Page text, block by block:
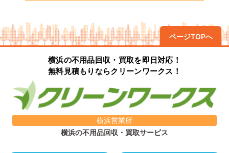
ページTOPへ
横浜の不用品回収・買取を即日対応！
無料見積もりならクリーンワークス！
横浜営業所
横浜の不用品回収・買取サービス